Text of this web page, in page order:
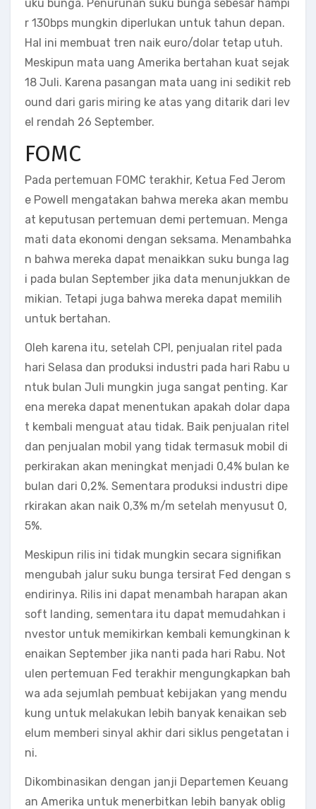
uku bunga. Penurunan suku bunga sebesar hampi
r 130bps mungkin diperlukan untuk tahun depan.
Hal ini membuat tren naik euro/dolar tetap utuh.
Meskipun mata uang Amerika bertahan kuat sejak
18 Juli. Karena pasangan mata uang ini sedikit reb
ound dari garis miring ke atas yang ditarik dari lev
el rendah 26 September.
FOMC
Pada pertemuan FOMC terakhir, Ketua Fed Jerom
e Powell mengatakan bahwa mereka akan membu
at keputusan pertemuan demi pertemuan. Menga
mati data ekonomi dengan seksama. Menambahka
n bahwa mereka dapat menaikkan suku bunga lag
i pada bulan September jika data menunjukkan de
mikian. Tetapi juga bahwa mereka dapat memilih
untuk bertahan.
Oleh karena itu, setelah CPI, penjualan ritel pada
hari Selasa dan produksi industri pada hari Rabu u
ntuk bulan Juli mungkin juga sangat penting. Kar
ena mereka dapat menentukan apakah dolar dapa
t kembali menguat atau tidak. Baik penjualan ritel
dan penjualan mobil yang tidak termasuk mobil di
perkirakan akan meningkat menjadi 0,4% bulan ke
bulan dari 0,2%. Sementara produksi industri dipe
rkirakan akan naik 0,3% m/m setelah menyusut 0,
5%.
Meskipun rilis ini tidak mungkin secara signifikan
mengubah jalur suku bunga tersirat Fed dengan s
endirinya. Rilis ini dapat menambah harapan akan
soft landing, sementara itu dapat memudahkan i
nvestor untuk memikirkan kembali kemungkinan k
enaikan September jika nanti pada hari Rabu. Not
ulen pertemuan Fed terakhir mengungkapkan bah
wa ada sejumlah pembuat kebijakan yang mendu
kung untuk melakukan lebih banyak kenaikan seb
elum memberi sinyal akhir dari siklus pengetatan i
ni.
Dikombinasikan dengan janji Departemen Keuang
an Amerika untuk menerbitkan lebih banyak oblig